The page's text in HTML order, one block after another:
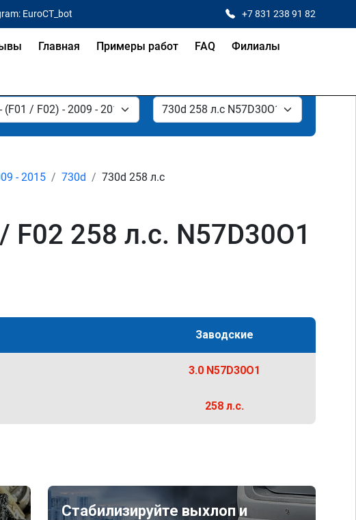
EuroCT_bot +7 831 238 91 82
Главная Примеры работ FAQ Филиалы
- 2015 730d 730d 258 л.с
258 л.с. N57D30O1
Заводские
3.0 N57D30O1
258 л.с.
Стабилизируйте выхлоп и